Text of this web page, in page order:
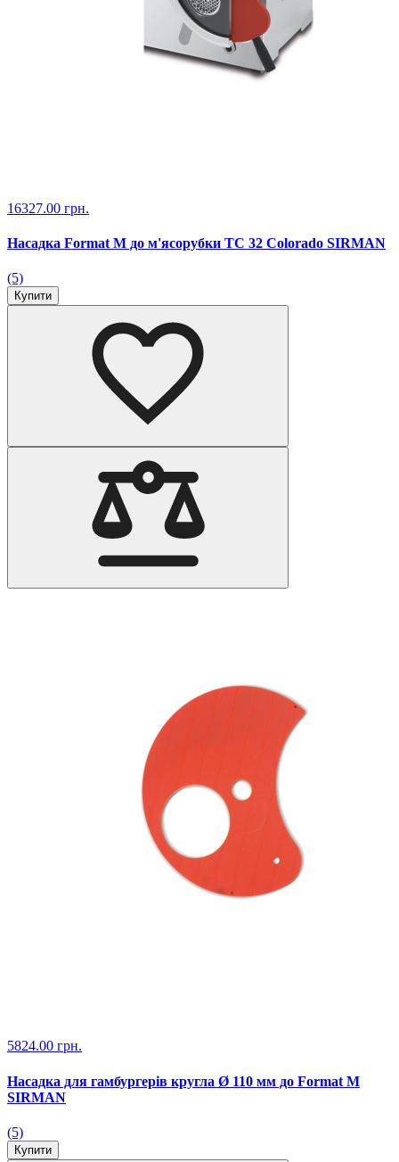
16327.00 грн.
Насадка Format M до м'ясорубки TC 32 Colorado SIRMAN
(5)
Купити
5824.00 грн.
Насадка для гамбургерів кругла Ø 110 мм до Format M
SIRMAN
(5)
Купити